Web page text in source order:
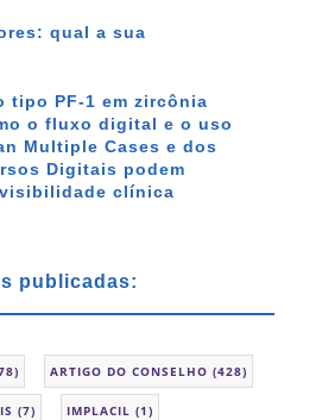
qual a sua
tipo PF-1 em zircônia
o fluxo digital e o uso
Multiple Cases e dos
Digitais podem
clínica
publicadas:
ARTIGO DO CONSELHO (428)
(7) IMPLACIL (1)